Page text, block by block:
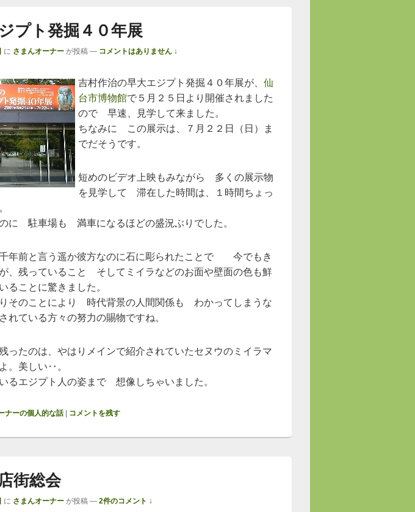
プト発掘４０年展
に さまんオーナー が投稿 — コメントはありません ↓
吉村作治の早大エジプト発掘４０年展が、 仙
台市博物館で５月２５日より開催されました
ので 早速、見学して来ました。
ちなみに この展示は、７月２２日（日）ま
でだそうです。
短めのビデオ上映もみながら 多くの展示物
を見学して 滞在した時間は、１時間ちょっ
に 駐車場も 満車になるほどの盛況ぶりでした。
年前と言う遥か彼方なのに石に彫られたことで 今でもき
、残っていること そしてミイラなどのお面や壁面の色も鮮
ることに驚きました。
そのことにより 時代背景の人間関係も わかってしまうな
れている方々の努力の賜物ですね。
ったのは、やはりメインで紹介されていたセヌウのミイラマ
。美しい‥。
るエジプト人の姿まで 想像しちゃいました。
ナーの個人的な話 コメントを残す
街総会
に さまんオーナー が投稿 — 2件のコメント ↓